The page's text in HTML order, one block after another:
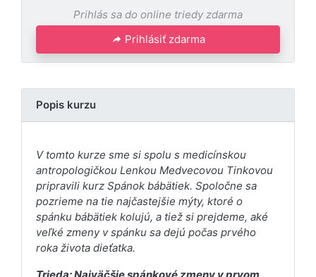
Prihlás sa do online triedy zdarma
Prihlásiť zdarma
Popis kurzu
V tomto kurze sme si spolu s medicínskou
antropologičkou Lenkou Medvecovou Tinkovou
pripravili kurz Spánok bábätiek. Spoločne sa
pozrieme na tie najčastejšie mýty, ktoré o
spánku bábätiek kolujú, a tiež si prejdeme, aké
veľké zmeny v spánku sa dejú počas prvého
roka života dieťatka.
Trieda: Najväčšie spánkové zmeny v prvom